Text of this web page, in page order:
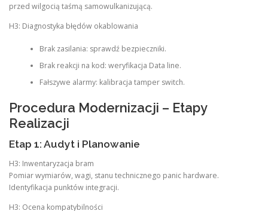
przed wilgocią taśmą samowulkanizującą.
H3: Diagnostyka błędów okablowania
Brak zasilania: sprawdź bezpieczniki.
Brak reakcji na kod: weryfikacja Data line.
Fałszywe alarmy: kalibracja tamper switch.
Procedura Modernizacji – Etapy
Realizacji
Etap 1: Audyt i Planowanie
H3: Inwentaryzacja bram
Pomiar wymiarów, wagi, stanu technicznego panic hardware.
Identyfikacja punktów integracji.
H3: Ocena kompatybilności